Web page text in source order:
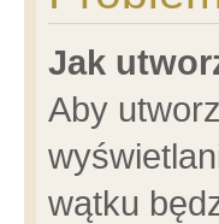
Jak
Aby
wątku